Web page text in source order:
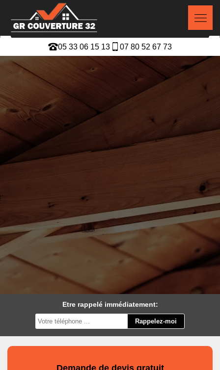
05 33 06 15 13 07 80 52 67 73
Etre rappelé immédiatement:
Demande de devis gratuit